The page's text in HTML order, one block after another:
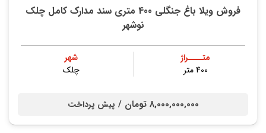
فروش ویلا باغ جنگلی 400 متری سند مدارک کامل چلک
نوشهر
متــــراژ
400 متر
شهر
چلک
8,000,000,000 تومان / پیش پرداخت